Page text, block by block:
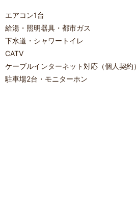
エアコン1台
給湯・照明器具・都市ガス
下水道・シャワートイレ
CATV
ケーブルインターネット対応（個人契約）
駐車場2台・モニターホン